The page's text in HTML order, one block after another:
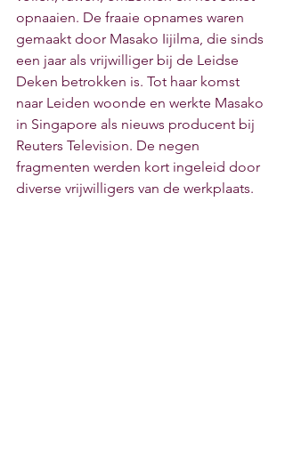
opnaaien. De fraaie opnames waren
gemaakt door Masako Iijilma, die sinds
een jaar als vrijwilliger bij de Leidse
Deken betrokken is. Tot haar komst
naar Leiden woonde en werkte Masako
in Singapore als nieuws producent bij
Reuters Television. De negen
fragmenten werden kort ingeleid door
diverse vrijwilligers van de werkplaats.